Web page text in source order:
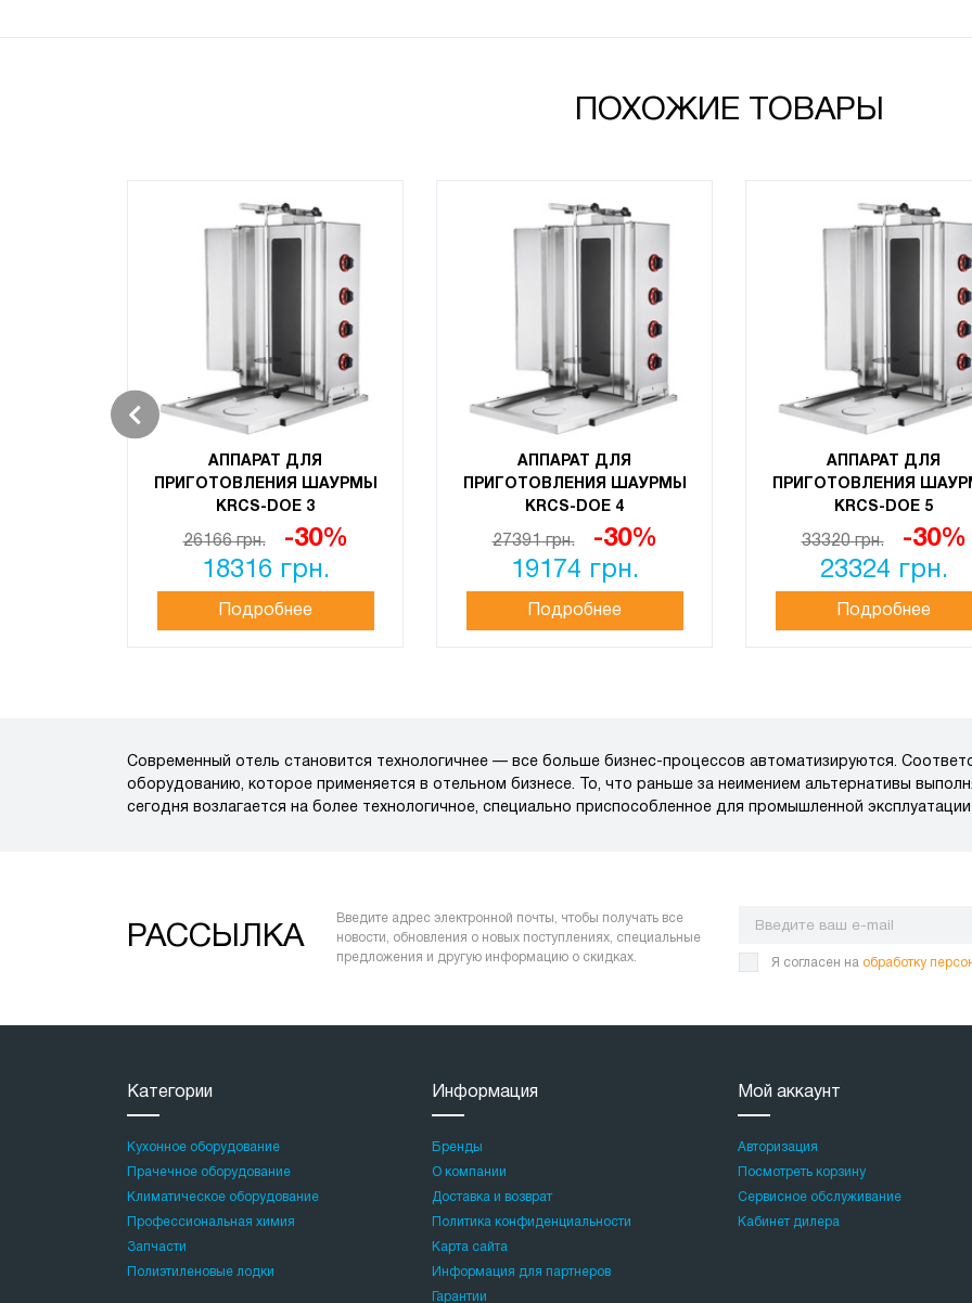
ПОХОЖИЕ ТОВАРЫ
АППАРАТ ДЛЯ
ПРИГОТОВЛЕНИЯ ШАУРМЫ
KRCS-DOE 3
26166 грн.
-30%
18316 грн.
Подробнее
АППАРАТ ДЛЯ
ПРИГОТОВЛЕНИЯ ШАУРМЫ
KRCS-DOE 4
27391 грн.
-30%
19174 грн.
Подробнее
АППАРАТ ДЛЯ
ПРИГОТОВЛЕНИЯ
KRCS-DOE 5
33320 грн.
-30%
23324 грн.
Подробнее
Современный отель становится технологичнее — все больше бизнес-процессов автоматизируются.
оборудованию, которое применяется в отельном бизнесе. То, что раньше за неимением альтернативы
сегодня возлагается на более технологичное, специально приспособленное для промышленной
РАССЫЛКА
Введите адрес электронной почты, чтобы получать все
новости, обновления о новых поступлениях, специальные
предложения и другую информацию о скидках.
Я согласен на обработку
Категории
Кухонное оборудование
Прачечное оборудование
Климатическое оборудование
Профессиональная химия
Запчасти
Полиэтиленовые лодки
Информация
Бренды
О компании
Доставка и возврат
Политика конфиденциальности
Карта сайта
Информация для партнеров
Гарантии
Мой аккаунт
Авторизация
Посмотреть корзину
Сервисное обслуживание
Кабинет дилера